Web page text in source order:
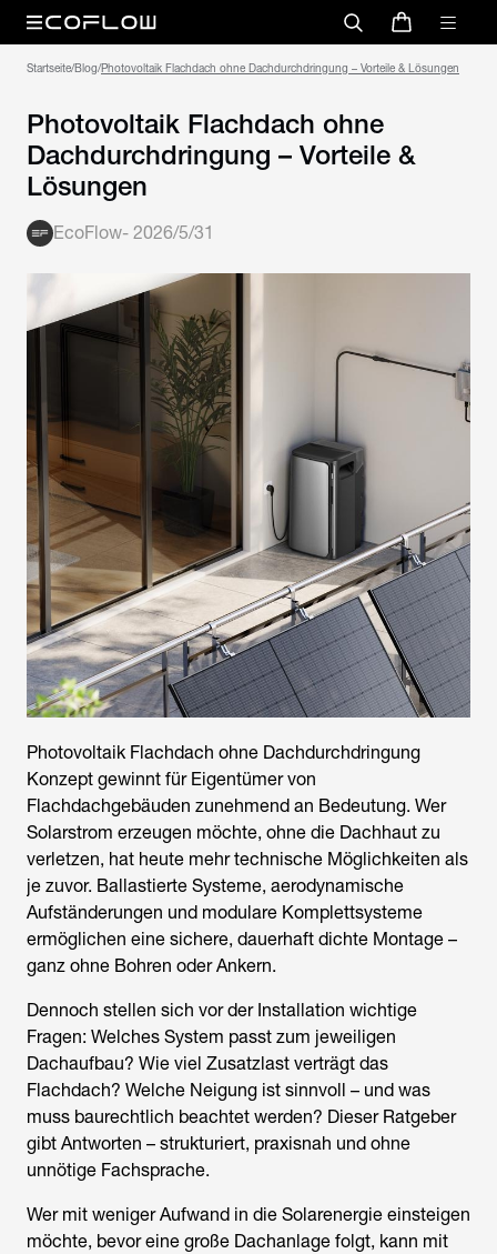
Startseite/Blog/Photovoltaik Flachdach ohne Dachdurchdringung – Vorteile & Lösungen
Photovoltaik Flachdach ohne
Dachdurchdringung – Vorteile &
Lösungen
EcoFlow- 2026/5/31
Photovoltaik Flachdach ohne Dachdurchdringung
Konzept gewinnt für Eigentümer von
Flachdachgebäuden zunehmend an Bedeutung. Wer
Solarstrom erzeugen möchte, ohne die Dachhaut zu
verletzen, hat heute mehr technische Möglichkeiten als
je zuvor. Ballastierte Systeme, aerodynamische
Aufständerungen und modulare Komplettsysteme
ermöglichen eine sichere, dauerhaft dichte Montage –
ganz ohne Bohren oder Ankern.
Dennoch stellen sich vor der Installation wichtige
Fragen: Welches System passt zum jeweiligen
Dachaufbau? Wie viel Zusatzlast verträgt das
Flachdach? Welche Neigung ist sinnvoll – und was
muss baurechtlich beachtet werden? Dieser Ratgeber
gibt Antworten – strukturiert, praxisnah und ohne
unnötige Fachsprache.
Wer mit weniger Aufwand in die Solarenergie einsteigen
möchte, bevor eine große Dachanlage folgt, kann mit